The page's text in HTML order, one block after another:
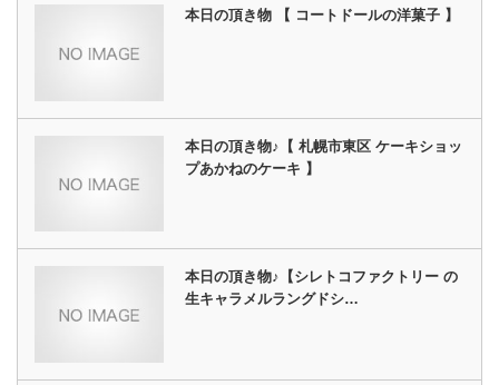
本日の頂き物 【 コートドールの洋菓子 】
本日の頂き物♪【 札幌市東区 ケーキショッ
プあかねのケーキ 】
本日の頂き物♪【シレトコファクトリー の
生キャラメルラングドシ…